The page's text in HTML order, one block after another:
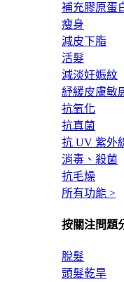
補充膠原蛋
瘦身
減皮下脂
活髮
減淡妊娠紋
紓緩皮膚敏
抗氧化
抗真菌
抗 UV 紫外
消毒、殺菌
抗毛燥
所有功能 >
按關注問題
脫髮
頭髮乾旱